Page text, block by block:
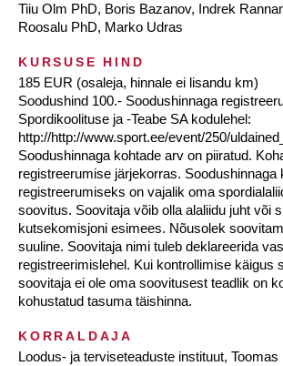
Tiiu Olm PhD, Boris Bazanov, Indrek
Roosalu PhD, Marko Udras
KURSUSE HIND
185 EUR (osaleja, hinnale ei lisandu km)
Soodushind 100.- Soodushinnaga
Spordikoolituse ja -Teabe SA kodulehel:
http://http://www.sport.ee/event/250/
Soodushinnaga kohtade arv on piiratud.
registreerumise järjekorras. Soodushinnaga
registreerumiseks on vajalik oma
soovitus. Soovitaja võib olla alaliidu juht või
kutsekomisjoni esimees. Nõusolek
suuline. Soovitaja nimi tuleb deklareerida
registreerimislehel. Kui kontrollimise käigus
soovitaja ei ole oma soovitusest teadlik on
kohustatud tasuma täishinna.
KORRALDAJA
Loodus- ja terviseteaduste instituut, Toomas